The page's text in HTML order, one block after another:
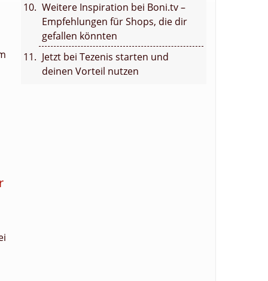
Weitere Inspiration bei Boni.tv –
Empfehlungen für Shops, die dir
gefallen könnten
Jetzt bei Tezenis starten und
deinen Vorteil nutzen